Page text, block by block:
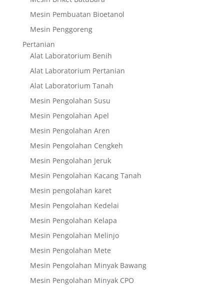
Mesin Pembuatan Bioetanol
Mesin Penggoreng
Pertanian
Alat Laboratorium Benih
Alat Laboratorium Pertanian
Alat Laboratorium Tanah
Mesin Pengolahan Susu
Mesin Pengolahan Apel
Mesin Pengolahan Aren
Mesin Pengolahan Cengkeh
Mesin Pengolahan Jeruk
Mesin Pengolahan Kacang Tanah
Mesin pengolahan karet
Mesin Pengolahan Kedelai
Mesin Pengolahan Kelapa
Mesin Pengolahan Melinjo
Mesin Pengolahan Mete
Mesin Pengolahan Minyak Bawang
Mesin Pengolahan Minyak CPO